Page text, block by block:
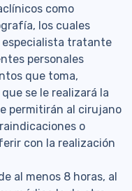
como
los cuales
tratante
personales
que toma,
se le realizará la
permitirán al cirujano
o
con la realización
al menos 8 horas, al